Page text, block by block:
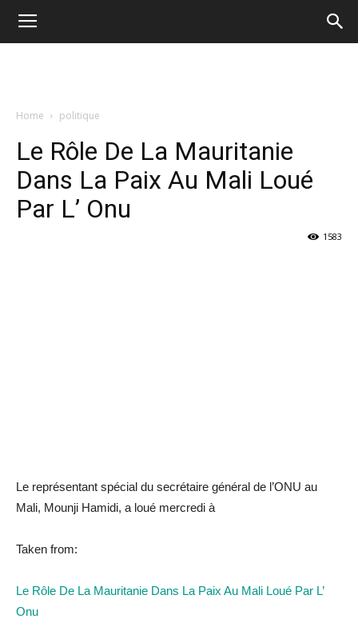
Home politique
Le Rôle De La Mauritanie
Dans La Paix Au Mali Loué
Par L’ Onu
1583
Le représentant spécial du secrétaire général de l’ONU au
Mali, Mounji Hamidi, a loué mercredi à
Taken from:
Le Rôle De La Mauritanie Dans La Paix Au Mali Loué Par L’
Onu